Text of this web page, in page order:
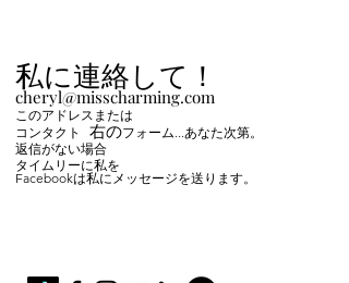
私に連絡して！
cheryl@misscharming.com
このアドレスまたは
コンタクト
右のフォーム...あなた次第。
返信がない場合
タイムリーに私を
Facebookは私にメッセージを送ります。